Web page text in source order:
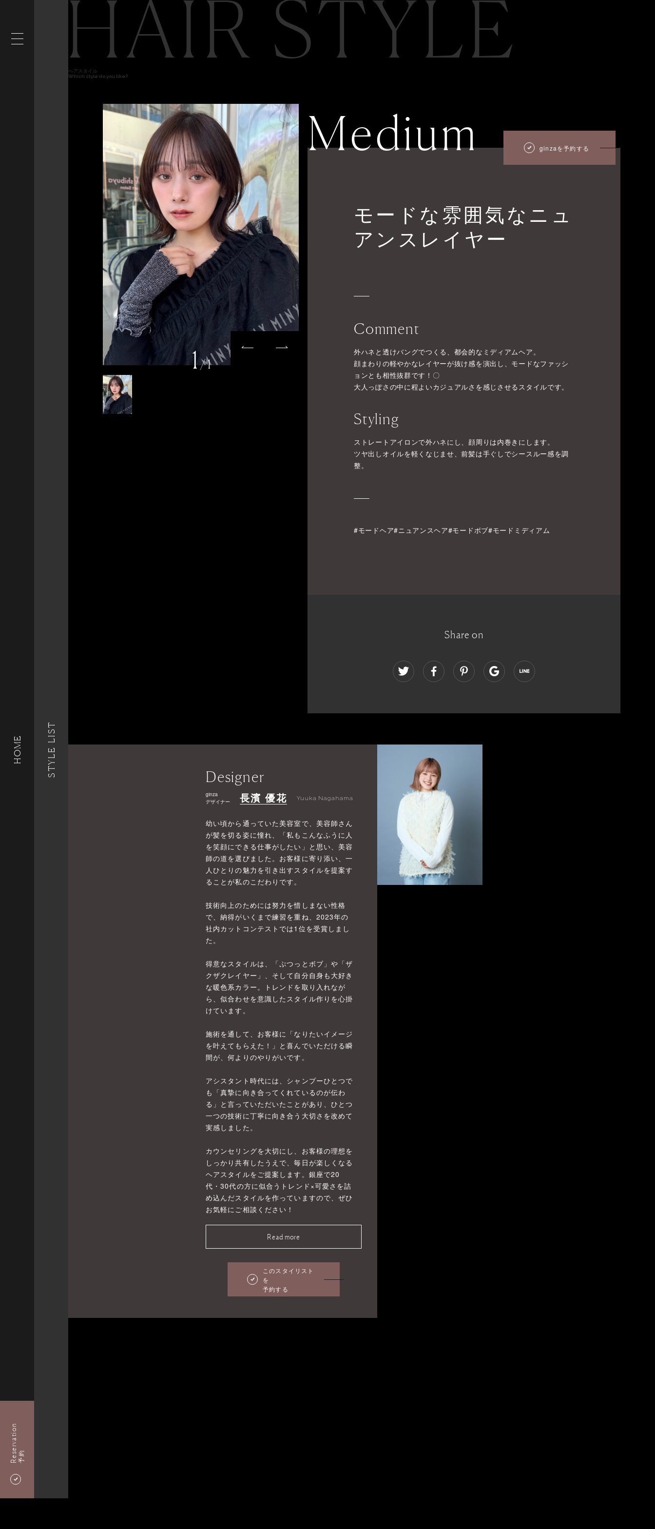
HOME
Reservation予約
STYLE LIST
HAIR STYLE
ヘアスタイル
Which style do you like?
1/1
Medium ginzaを予約する
モードな雰囲気なニュ
アンスレイヤー
Comment
外ハネと透けバングでつくる、都会的なミディアムヘア。
顔まわりの軽やかなレイヤーが抜け感を演出し、モードなファッシ
ョンとも相性抜群です！〇
大人っぽさの中に程よいカジュアルさを感じさせるスタイルです。
Styling
ストレートアイロンで外ハネにし、顔周りは内巻きにします。
ツヤ出しオイルを軽くなじませ、前髪は手ぐしでシースルー感を調
整。
#モードヘア#ニュアンスヘア#モードボブ#モードミディアム
Share on
Designer
ginza
デザイナー
長濱 優花 Yuuka Nagahama
幼い頃から通っていた美容室で、美容師さん
が髪を切る姿に憧れ、「私もこんなふうに人
を笑顔にできる仕事がしたい」と思い、美容
師の道を選びました。お客様に寄り添い、一
人ひとりの魅力を引き出すスタイルを提案す
ることが私のこだわりです。
技術向上のためには努力を惜しまない性格
で、納得がいくまで練習を重ね、2023年の
社内カットコンテストでは1位を受賞しまし
た。
得意なスタイルは、「ぷつっとボブ」や「ザ
クザクレイヤー」、そして自分自身も大好き
な暖色系カラー。トレンドを取り入れなが
ら、似合わせを意識したスタイル作りを心掛
けています。
施術を通して、お客様に「なりたいイメージ
を叶えてもらえた！」と喜んでいただける瞬
間が、何よりのやりがいです。
アシスタント時代には、シャンプーひとつで
も「真摯に向き合ってくれているのが伝わ
る」と言っていただいたことがあり、ひとつ
一つの技術に丁寧に向き合う大切さを改めて
実感しました。
カウンセリングを大切にし、お客様の理想を
しっかり共有したうえで、毎日が楽しくなる
ヘアスタイルをご提案します。銀座で20
代・30代の方に似合うトレンド×可愛さを詰
め込んだスタイルを作っていますので、ぜひ
お気軽にご相談ください！
Read more
このスタイリスト
を
予約する